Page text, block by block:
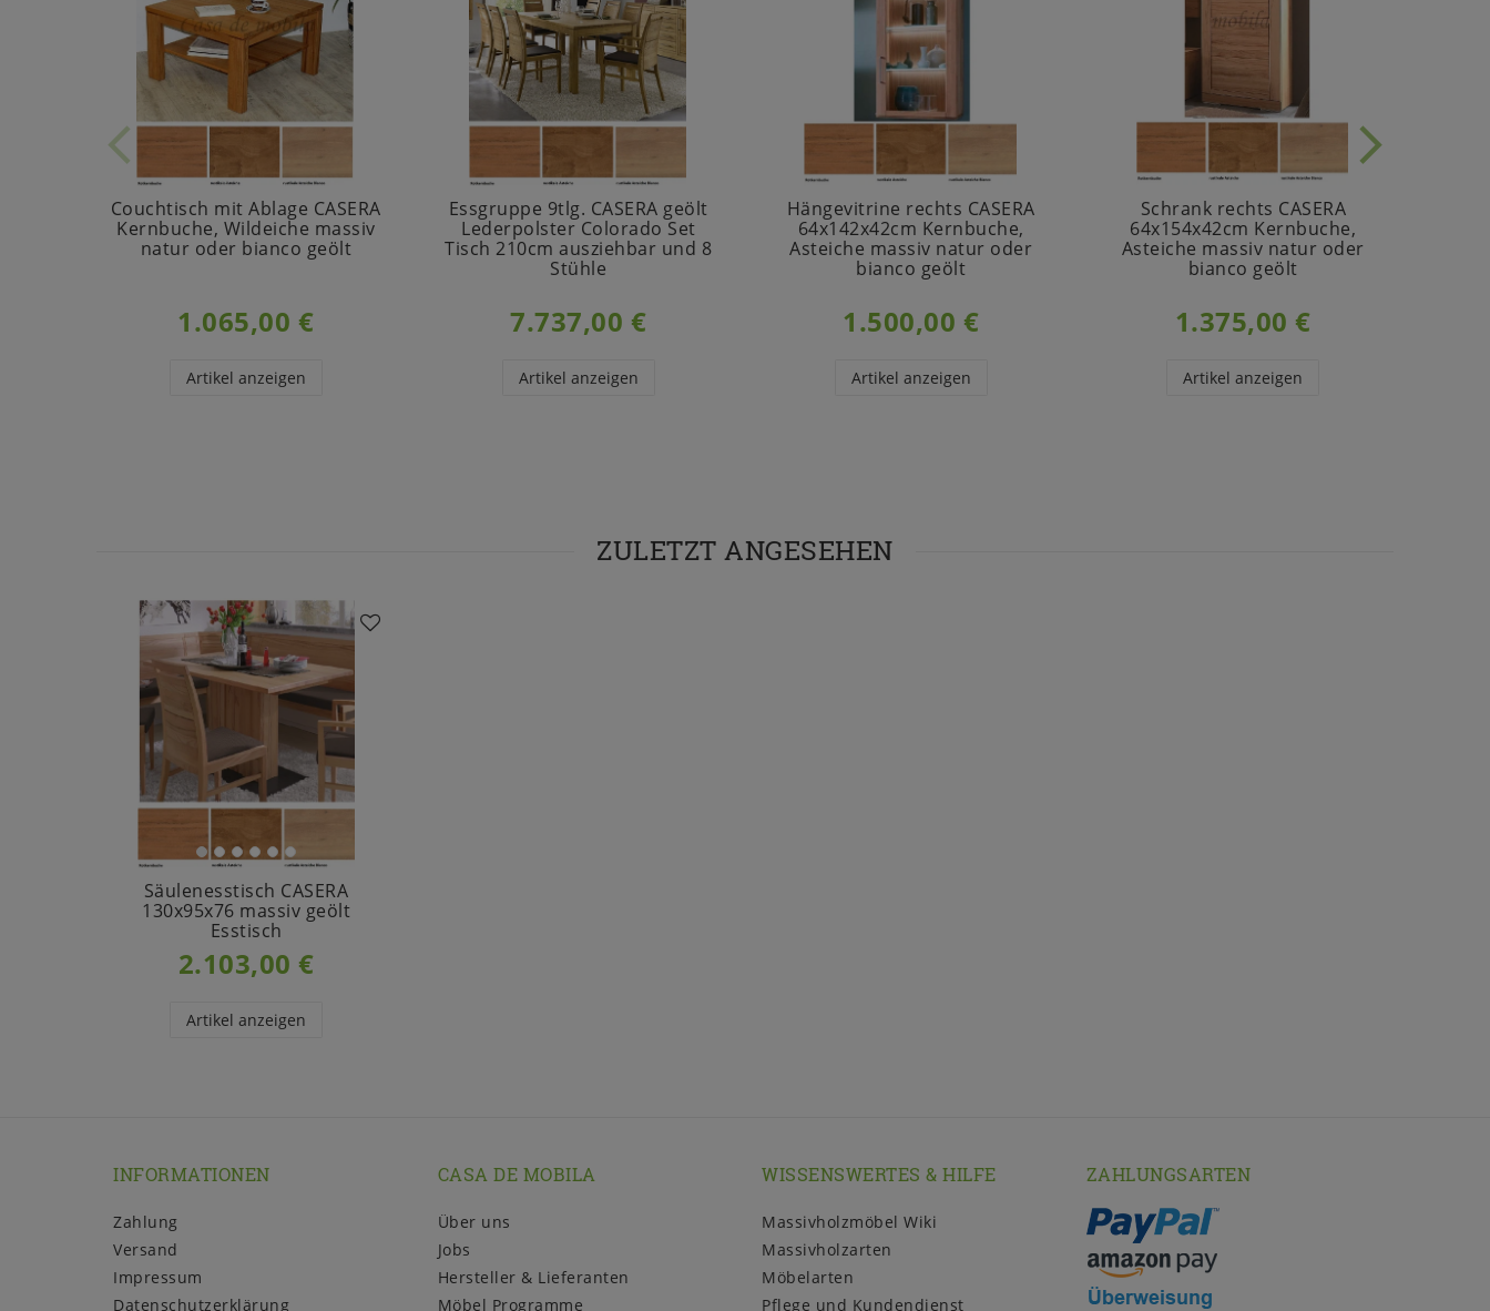
Couchtisch mit Ablage CASERA
Kernbuche, Wildeiche massiv
natur oder bianco geölt
1.065,00 €
Artikel anzeigen
Essgruppe 9tlg. CASERA geölt
Lederpolster Colorado Set
Tisch 210cm ausziehbar und 8
Stühle
7.737,00 €
Artikel anzeigen
Hängevitrine rechts CASERA
64x142x42cm Kernbuche,
Asteiche massiv natur oder
bianco geölt
1.500,00 €
Artikel anzeigen
Schrank rechts CASERA
64x154x42cm Kernbuche,
Asteiche massiv natur oder
bianco geölt
1.375,00 €
Artikel anzeigen
ZULETZT ANGESEHEN
Säulenesstisch CASERA
130x95x76 massiv geölt
Esstisch
2.103,00 €
Artikel anzeigen
INFORMATIONEN
Zahlung
Versand
Impressum
Daten­schutz­erklärung
CASA DE MOBILA
Über uns
Jobs
Hersteller & Lieferanten
Möbel Programme
WISSENSWERTES & HILFE
Massivholzmöbel Wiki
Massivholzarten
Möbelarten
Pflege und Kundendienst
ZAHLUNGSARTEN